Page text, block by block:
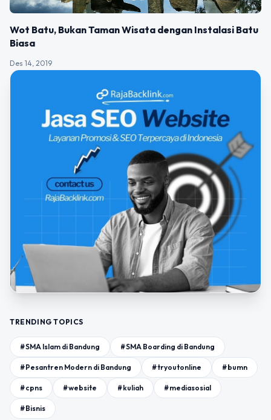
Wot Batu, Bukan Taman Wisata dengan Instalasi Batu
Biasa
Des 14, 2019
TRENDING TOPICS
#SMA Islam di Bandung #SMA Boarding di Bandung
#Pesantren Modern di Bandung #tryoutonline #bumn
#cpns #website #kuliah #mediasosial
#Bisnis